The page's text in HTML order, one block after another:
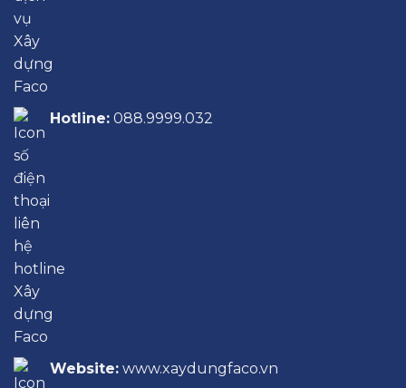
Hotline: 088.9999.032
Website: www.xaydungfaco.vn